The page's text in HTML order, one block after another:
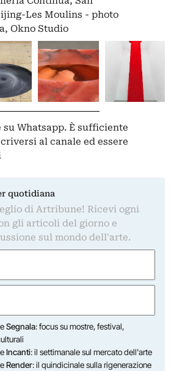
Les Moulins - photo
Okno Studio
Whatsapp. È sufficiente
al canale ed essere
quotidiana
di Artribune! Ricevi ogni
gli articoli del giorno e
sul mondo dell'arte.
Segnala: focus su mostre, festival,
Incanti: il settimanale sul mercato dell'arte
Render: il quindicinale sulla rigenerazione